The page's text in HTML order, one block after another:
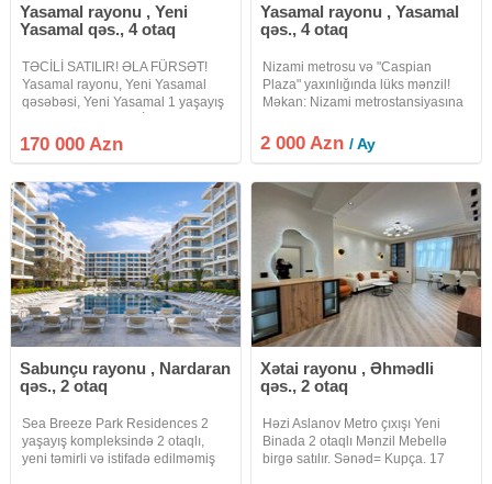
Yasamal rayonu , Yeni
Yasamal qəs., 4 otaq
TƏCİLİ SATILIR! ƏLA FÜRSƏT!
Yasamal rayonu, Yeni Yasamal
qəsəbəsi, Yeni Yasamal 1 yaşayış
mənzil satışa çıxarılır. Mənzil
Leninqrad layihəli 9 mərtəbəli
yerləşir.
170 000 Azn
Yasamal rayonu , Yasamal
qəs., 4 otaq
Nizami metrosu və "Caspian
Plaza" yaxınlığında lüks mənzil!
Məkan: Nizami metrostansiyasına
dəqiqəlik piyada məsafədə.
Şəhərin mərkəzi, təhlükəsiz və
2 000 Azn/ Ay
Sabunçu rayonu , Nardaran
qəs., 2 otaq
Sea Breeze Park Residences 2
yaşayış kompleksində 2 otaqlı,
yeni təmirli və istifadə edilməmiş
Xətai rayonu , Əhmədli
qəs., 2 otaq
Həzi Aslanov Metro çıxışı Yeni
Binada 2 otaqlı Mənzil Mebellə
birgə satılır. Sənəd= Kupça. 17